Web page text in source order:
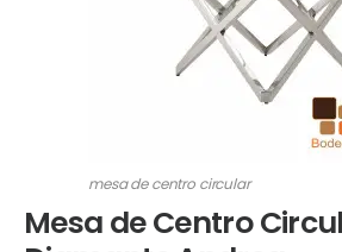
mesa de centro circular
Mesa de Centro